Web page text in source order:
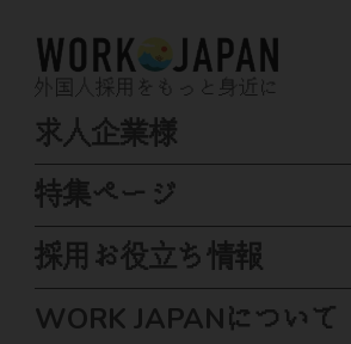
外国人採用をもっと身近に
求人企業様
特集ページ
採用お役立ち情報
WORK JAPANについて